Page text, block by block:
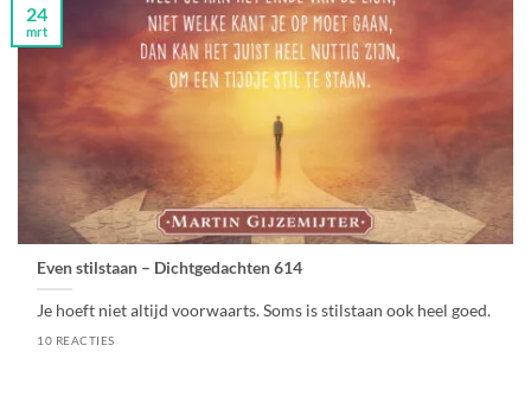
Even stilstaan – Dichtgedachten 614
Je hoeft niet altijd voorwaarts. Soms is stilstaan ook heel goed.
10 REACTIES
24
mrt